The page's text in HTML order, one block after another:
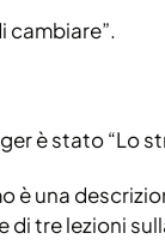
cambiare”.
è stato “Lo
una
tre lezioni